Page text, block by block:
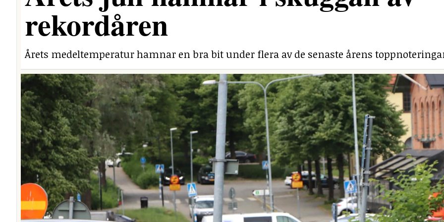
rekordåren
Årets medeltemperatur hamnar en bra bit under flera av de senaste årens